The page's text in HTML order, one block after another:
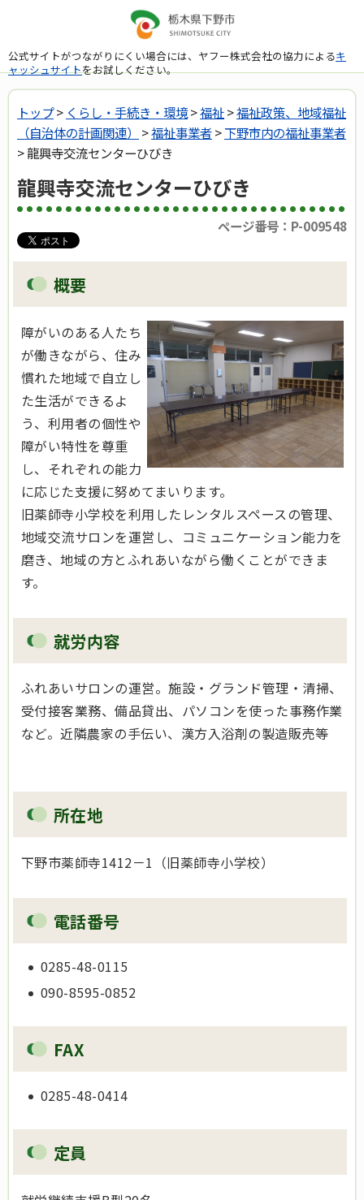
公式サイトがつながりにくい場合には、ヤフー株式会社の協力によるキ
ャッシュサイトをお試しください。
トップ> くらし・手続き・環境>福祉>福祉政策、地域福祉
（自治体の計画関連）
>福祉事業者>下野市内の福祉事業者
> 龍興寺交流センターひびき
龍興寺交流センターひびき
ページ番号：P-009548
概要
障がいのある人たち
が働きながら、住み
慣れた地域で自立し
た生活ができるよ
う、利用者の個性や
障がい特性を尊重
し、それぞれの能力
に応じた支援に努めてまいります。
旧薬師寺小学校を利用したレンタルスペースの管理、
地域交流サロンを運営し、コミュニケーション能力を
磨き、地域の方とふれあいながら働くことができま
す。
就労内容
ふれあいサロンの運営。施設・グランド管理・清掃、
受付接客業務、備品貸出、パソコンを使った事務作業
など。近隣農家の手伝い、漢方入浴剤の製造販売等
所在地
下野市薬師寺1412－1（旧薬師寺小学校）
電話番号
0285-48-0115
090-8595-0852
FAX
0285-48-0414
定員